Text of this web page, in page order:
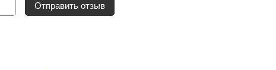
Отправить отзыв